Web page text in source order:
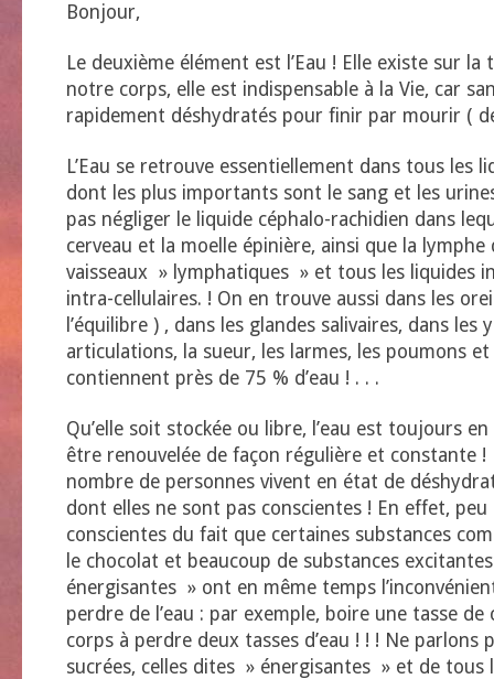
Bonjour,
Le deuxième élément est l’Eau ! Elle existe sur
notre corps, elle est indispensable à la Vie, car
rapidement déshydratés pour finir par mourir (
L’Eau se retrouve essentiellement dans tous les
dont les plus importants sont le sang et les
pas négliger le liquide céphalo-rachidien dans
cerveau et la moelle épinière, ainsi que la lymphe
vaisseaux » lymphatiques » et tous les liquides
intra-cellulaires. ! On en trouve aussi dans les
l’équilibre ) , dans les glandes salivaires, dans les
articulations, la sueur, les larmes, les poumons
contiennent près de 75 % d’eau ! . . .
Qu’elle soit stockée ou libre, l’eau est toujours
être renouvelée de façon régulière et constante
nombre de personnes vivent en état de
dont elles ne sont pas conscientes ! En effet,
conscientes du fait que certaines substances
le chocolat et beaucoup de substances
énergisantes » ont en même temps
perdre de l’eau : par exemple, boire une tasse de
corps à perdre deux tasses d’eau ! ! ! Ne parlons
sucrées, celles dites » énergisantes » et de tous